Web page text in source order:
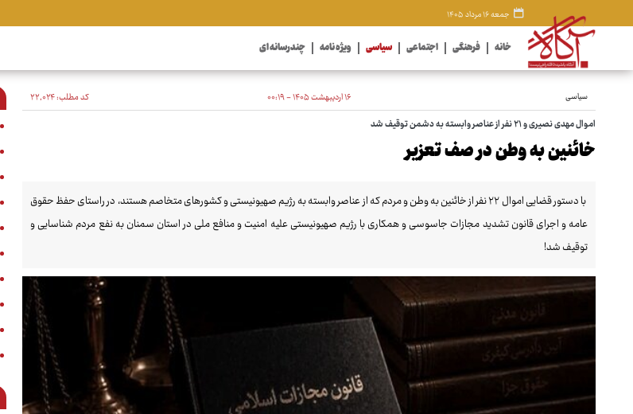
جمعه ۱۶ مرداد ۱۴۰۵
خانه فرهنگی اجتماعی سیاسی ویژه نامه چندرسانه ای
سیاسی ۱۶ اردیبهشت ۱۴۰۵ - ۰۰:۱۹ کد مطلب:۲۲٬۰۲۴
اموال مهدی نصیری و ۲۱ نفر از عناصر وابسته به دشمن توقیف شد
خائنین به وطن در صف تعزیر
با دستور قضایی اموال ۲۲ نفر از خائنین به وطن و مردم که از عناصر وابسته به رژیم صهیونیستی و کشورهای متخاصم هستند، در راستای حفظ حقوق
عامه و اجرای قانون تشدید مجازات جاسوسی و همکاری با رژیم صهیونیستی علیه امنیت و منافع ملی در استان سمنان به نفع مردم شناسایی و
توقیف شد!